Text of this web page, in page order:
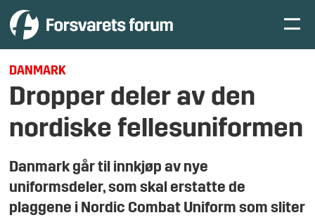
DANMARK
Dropper deler av den
nordiske fellesuniformen
Danmark går til innkjøp av nye
uniformsdeler, som skal erstatte de
plaggene i Nordic Combat Uniform som sliter